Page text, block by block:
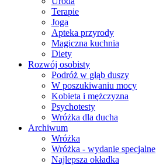
Terapie
Joga
Apteka przyrody
Magiczna kuchnia
Diety
Rozwój osobisty
Podróż w głąb duszy
W poszukiwaniu mocy
Kobieta i mężczyzna
Psychotesty
Wróżka dla ducha
Archiwum
Wróżka
Wróżka - wydanie specjalne
Najlepsza okładka